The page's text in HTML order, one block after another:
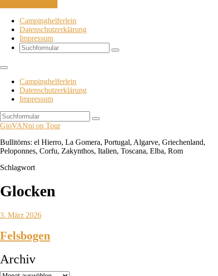
Campinghelferlein
Datenschutzerklärung
Impressum
Search
Campinghelferlein
Datenschutzerklärung
Impressum
Search
GioVANni on Tour
Bullitörns: el Hierro, La Gomera, Portugal, Algarve, Griechenland,
Peloponnes, Corfu, Zakynthos, Italien, Toscana, Elba, Rom
Schlagwort
Glocken
3. März 2026
Felsbogen
Archiv